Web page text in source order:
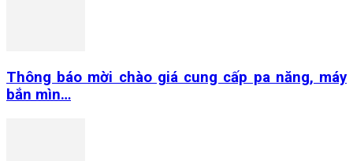
Thông báo mời chào giá cung cấp pa năng, máy
bắn mìn…